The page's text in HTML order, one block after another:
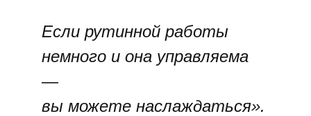
Если рутинной работы
немного и она управляема
—
вы можете наслаждаться».